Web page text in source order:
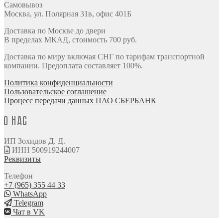
Самовывоз
Москва, ул. Полярная 31в, офис 401Б
Доставка по Москве до двери
В пределах МКАД, стоимость 700 руб.
Доставка по миру включая СНГ по тарифам транспортной
компании. Предоплата составляет 100%.
Политика конфиденциальности
Пользовательское соглашение
Процесс передачи данных ПАО СБЕРБАНК
О нас
ИП Зохидов Д. Д.
ИНН 500919244007
Реквизиты
Телефон
+7 (965) 355 44 33
WhatsApp
Telegram
Чат в VK